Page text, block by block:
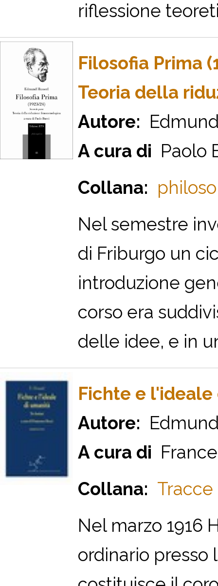
riflessione
Filosofia Prima
Teoria della
Autore:
A cura di Paolo
Collana:
Nel semestre
di Friburgo un
introduzione
corso era
delle idee, e in
Fichte e
Autore:
A cura di
Collana: Tracce
Nel marzo 1916
ordinario presso